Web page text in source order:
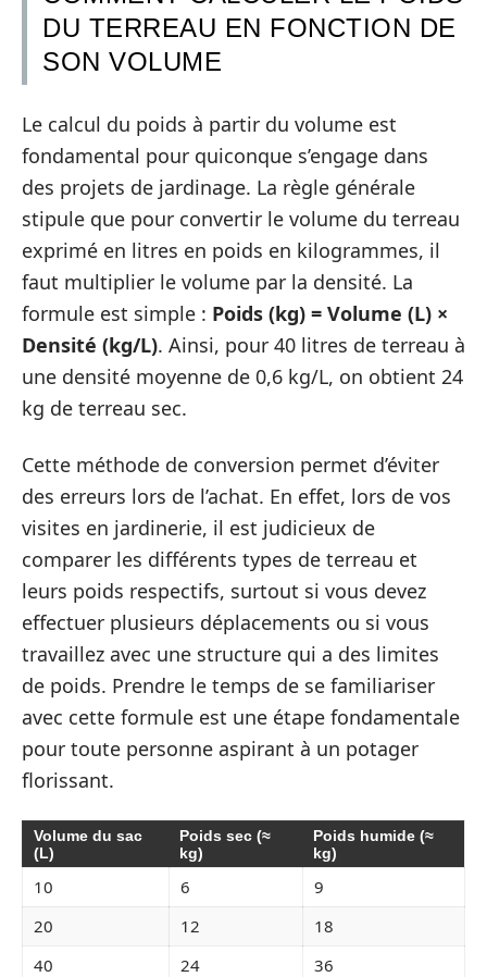
DU TERREAU EN FONCTION DE
SON VOLUME
Le calcul du poids à partir du volume est
fondamental pour quiconque s’engage dans
des projets de jardinage. La règle générale
stipule que pour convertir le volume du terreau
exprimé en litres en poids en kilogrammes, il
faut multiplier le volume par la densité. La
formule est simple : Poids (kg) = Volume (L) ×
Densité (kg/L). Ainsi, pour 40 litres de terreau à
une densité moyenne de 0,6 kg/L, on obtient 24
kg de terreau sec.
Cette méthode de conversion permet d’éviter
des erreurs lors de l’achat. En effet, lors de vos
visites en jardinerie, il est judicieux de
comparer les différents types de terreau et
leurs poids respectifs, surtout si vous devez
effectuer plusieurs déplacements ou si vous
travaillez avec une structure qui a des limites
de poids. Prendre le temps de se familiariser
avec cette formule est une étape fondamentale
pour toute personne aspirant à un potager
florissant.
Volume du sac
(L)
Poids sec (≈
kg)
Poids humide (≈
kg)
10 6
9
20
12
18
40
24
36